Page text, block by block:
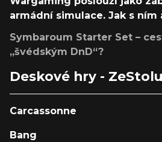
armádní simulace. Jak s ním
Symbaroum Starter Set –
„švédským DnD“?
Deskové hry -
Carcassonne
Bang